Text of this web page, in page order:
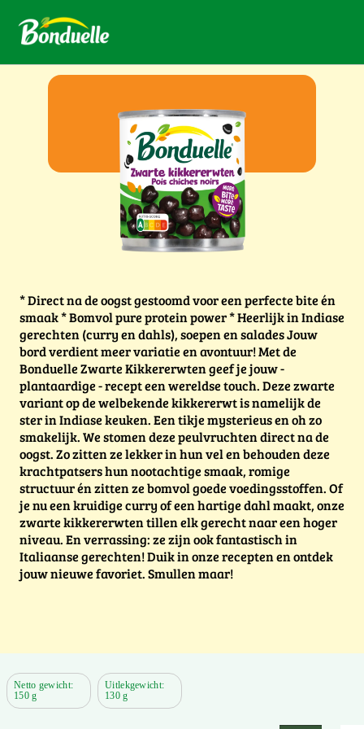
* Direct na de oogst gestoomd voor een perfecte bite én
smaak * Bomvol pure protein power * Heerlijk in Indiase
gerechten (curry en dahls), soepen en salades Jouw
bord verdient meer variatie en avontuur! Met de
Bonduelle Zwarte Kikkererwten geef je jouw -
plantaardige - recept een wereldse touch. Deze zwarte
variant op de welbekende kikkererwt is namelijk de
ster in Indiase keuken. Een tikje mysterieus en oh zo
smakelijk. We stomen deze peulvruchten direct na de
oogst. Zo zitten ze lekker in hun vel en behouden deze
krachtpatsers hun nootachtige smaak, romige
structuur én zitten ze bomvol goede voedingsstoffen. Of
je nu een kruidige curry of een hartige dahl maakt, onze
zwarte kikkererwten tillen elk gerecht naar een hoger
niveau. En verrassing: ze zijn ook fantastisch in
Italiaanse gerechten! Duik in onze recepten en ontdek
jouw nieuwe favoriet. Smullen maar!
Netto gewicht:
150 g
Uitlekgewicht:
130 g